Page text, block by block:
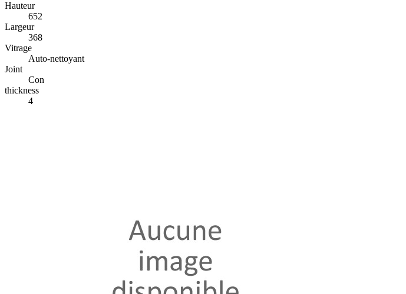
Hauteur
652
Largeur
368
Vitrage
Auto-nettoyant
Joint
Con
thickness
4